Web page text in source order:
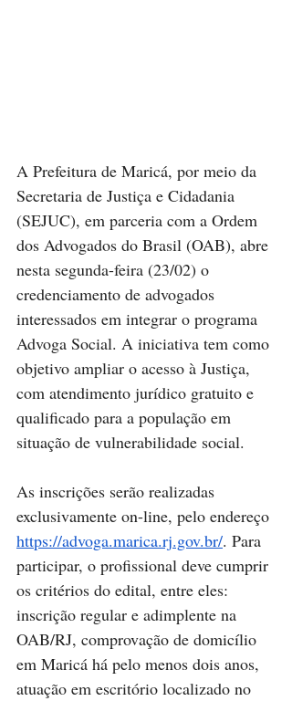
A Prefeitura de Maricá, por meio da
Secretaria de Justiça e Cidadania
(SEJUC), em parceria com a Ordem
dos Advogados do Brasil (OAB), abre
nesta segunda-feira (23/02) o
credenciamento de advogados
interessados em integrar o programa
Advoga Social. A iniciativa tem como
objetivo ampliar o acesso à Justiça,
com atendimento jurídico gratuito e
qualificado para a população em
situação de vulnerabilidade social.
As inscrições serão realizadas
exclusivamente on-line, pelo endereço
https://advoga.marica.rj.gov.br/. Para
participar, o profissional deve cumprir
os critérios do edital, entre eles:
inscrição regular e adimplente na
OAB/RJ, comprovação de domicílio
em Maricá há pelo menos dois anos,
atuação em escritório localizado no